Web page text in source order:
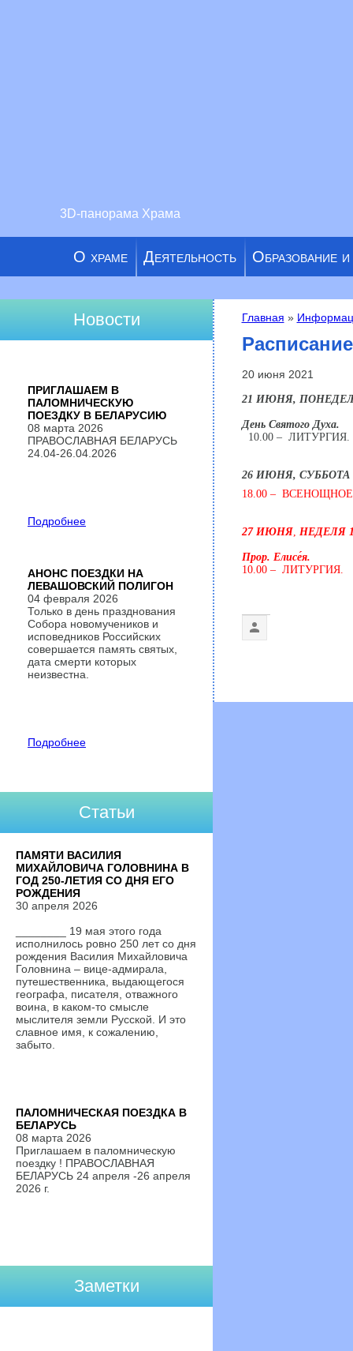
3D-панорама Храма
О храме Деятельность Образование
Вы здесь
Главная »
20 июня 2021
21 ИЮНЯ,
День Святого Духа.
10.00 – ЛИТУРГИЯ.
26 ИЮНЯ, СУББОТА
18.00 –
27 ИЮНЯ, НЕДЕЛЯ
Прор. Елисе́я.
10.00 – ЛИТУРГИЯ.
Новости
ПРИГЛАШАЕМ В
ПАЛОМНИЧЕСКУЮ
ПОЕЗДКУ В БЕЛАРУСИЮ
08 марта 2026
ПРАВОСЛАВНАЯ БЕЛАРУСЬ
24.04-26.04.2026
Подробнее
АНОНС ПОЕЗДКИ НА
ЛЕВАШОВСКИЙ ПОЛИГОН
04 февраля 2026
Только в день празднования
Собора новомучеников и
исповедников Российских
совершается память святых,
дата смерти которых
неизвестна.
Подробнее
Статьи
ПАМЯТИ ВАСИЛИЯ
МИХАЙЛОВИЧА ГОЛОВНИНА В
ГОД 250-ЛЕТИЯ СО ДНЯ ЕГО
РОЖДЕНИЯ
30 апреля 2026
________ 19 мая этого года
исполнилось ровно 250 лет со дня
рождения Василия Михайловича
Головнина – вице-адмирала,
путешественника, выдающегося
географа, писателя, отважного
воина, в каком-то смысле
мыслителя земли Русской. И это
славное имя, к сожалению,
забыто.
ПАЛОМНИЧЕСКАЯ ПОЕЗДКА В
БЕЛАРУСЬ
08 марта 2026
Приглашаем в паломническую
поездку ! ПРАВОСЛАВНАЯ
БЕЛАРУСЬ 24 апреля -26 апреля
2026 г.
Заметки